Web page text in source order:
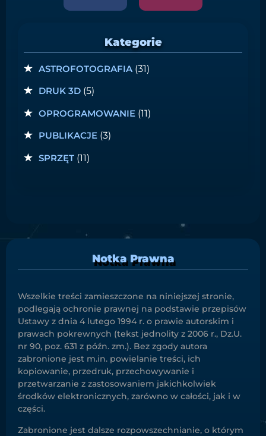
Kategorie
ASTROFOTOGRAFIA (31)
DRUK 3D (5)
OPROGRAMOWANIE (11)
PUBLIKACJE (3)
SPRZĘT (11)
Notka Prawna
Wszelkie treści zamieszczone na niniejszej stronie,
podlegają ochronie prawnej na podstawie przepisów
Ustawy z dnia 4 lutego 1994 r. o prawie autorskim i
prawach pokrewnych (tekst jednolity z 2006 r., Dz.U.
nr 90, poz. 631 z późn. zm.). Bez zgody autora
zabronione jest m.in. powielanie treści, ich
kopiowanie, przedruk, przechowywanie i
przetwarzanie z zastosowaniem jakichkolwiek
środków elektronicznych, zarówno w całości, jak i w
części.
Zabronione jest dalsze rozpowszechnianie, o którym